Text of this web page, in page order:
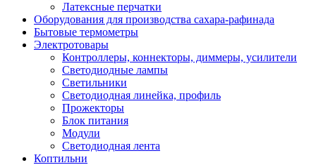
Латексные перчатки
Оборудования для производства сахара-рафинада
Бытовые термометры
Электротовары
Контроллеры, коннекторы, диммеры, усилители
Светодиодные лампы
Светильники
Светодиодная линейка, профиль
Прожекторы
Блок питания
Модули
Светодиодная лента
Коптильни